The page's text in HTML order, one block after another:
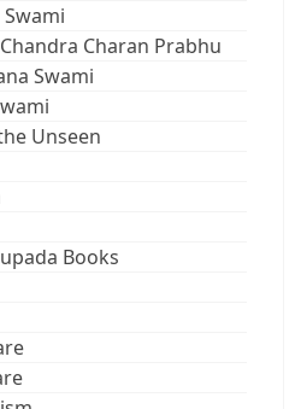
Charan Prabhu
Swami
Unseen
Books